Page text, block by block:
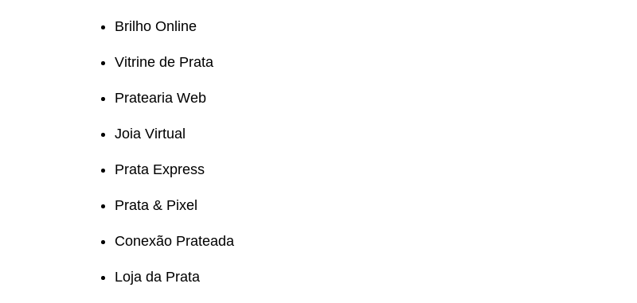
Brilho Online
Vitrine de Prata
Pratearia Web
Joia Virtual
Prata Express
Prata & Pixel
Conexão Prateada
Loja da Prata